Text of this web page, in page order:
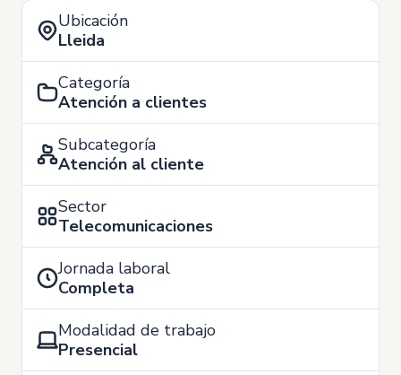
Ubicación
Lleida
Categoría
Atención a clientes
Subcategoría
Atención al cliente
Sector
Telecomunicaciones
Jornada laboral
Completa
Modalidad de trabajo
Presencial